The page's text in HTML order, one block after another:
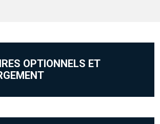
OPTIONNELS ET